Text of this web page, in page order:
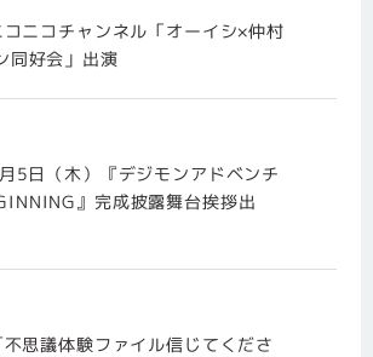
コニコチャンネル「オーイシ×仲村
同好会」出演
5日（木）『デジモンアドベンチ
』完成披露舞台挨拶出
不思議体験ファイル信じてくださ